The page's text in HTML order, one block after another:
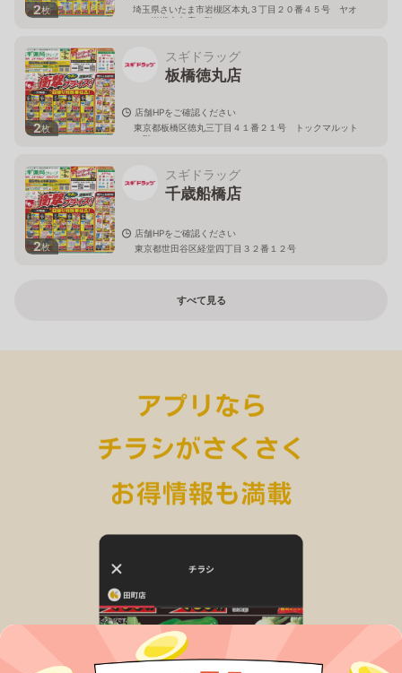
2枚
埼玉県さいたま市岩槻区本丸３丁目２０番４５号 ヤオ
コー岩槻本丸店２階
2枚
スギドラッグ
板橋徳丸店
店舗HPをご確認ください
東京都板橋区徳丸三丁目４１番２１号 トックマルット
１階
2枚
スギドラッグ
千歳船橋店
店舗HPをご確認ください
東京都世田谷区経堂四丁目３２番１２号
すべて見る